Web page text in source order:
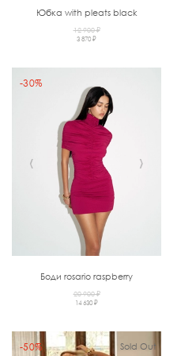
Юбка with pleats black
12 900 ₽
3 870 ₽
‹ ›
-30%
Боди rosario raspberry
20 900 ₽
14 630 ₽
-50% Sold Out